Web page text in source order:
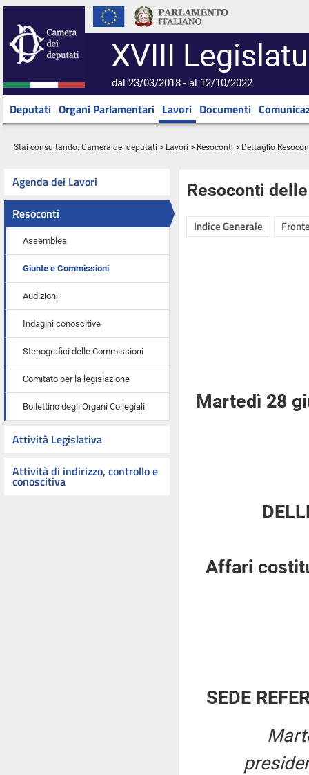
XVIII
dal 23/03/2018 - al 12/10/2022
Deputati Organi Parlamentari Lavori Documenti
Stai consultando: Camera dei deputati > Lavori > Resoconti > Dettaglio
Agenda dei Lavori
Resoconti
Assemblea
Giunte e Commissioni
Audizioni
Indagini conoscitive
Stenografici delle Commissioni
Comitato per la legislazione
Bollettino degli Organi Collegiali
Attività Legislativa
Attività di indirizzo, controllo e
conoscitiva
Resoconti
Indice Generale
Martedì 28
Affari
SEDE